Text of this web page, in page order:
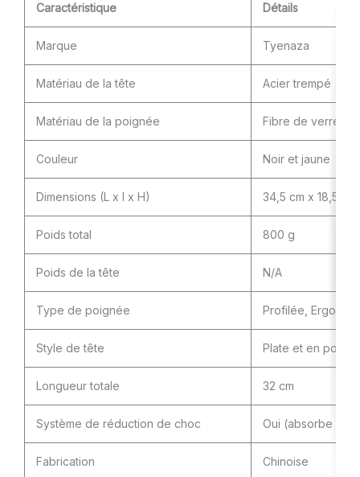
Caractéristique Détails
Marque Tyenaza
Matériau de la tête Acier trempé
Matériau de la poignée Fibre de verre
Couleur Noir et jaune
Dimensions (L x l x H) 34,5 cm x 18,5
Poids total 800 g
Poids de la tête N/A
Type de poignée Profilée,
Style de tête Plate et en
Longueur totale 32 cm
Système de réduction de choc Oui (absorbe les
Fabrication Chinoise